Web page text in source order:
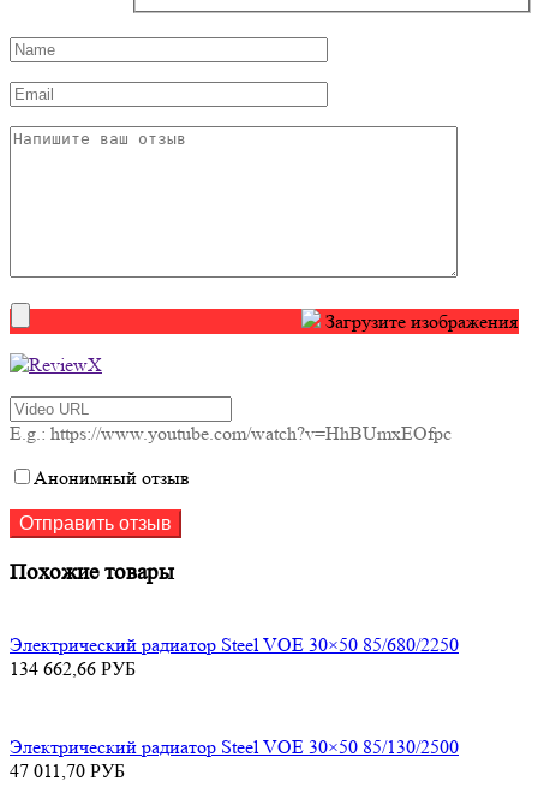
Загрузите изображения
E.g.: https://www.youtube.com/watch?v=HhBUmxEOfpc
Анонимный отзыв
Похожие товары
Электрический радиатор Steel VOE 30×50 85/680/2250
134 662,66 РУБ
Электрический радиатор Steel VOE 30×50 85/130/2500
47 011,70 РУБ